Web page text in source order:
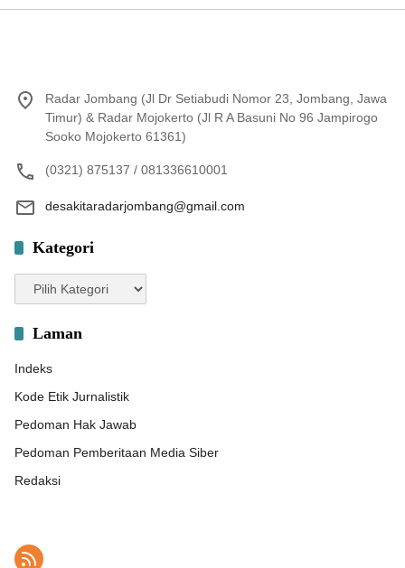
Radar Jombang (Jl Dr Setiabudi Nomor 23, Jombang, Jawa
Timur) & Radar Mojokerto (Jl R A Basuni No 96 Jampirogo
Sooko Mojokerto 61361)
(0321) 875137 / 081336610001
desakitaradarjombang@gmail.com
Kategori
Kategori
Laman
Indeks
Kode Etik Jurnalistik
Pedoman Hak Jawab
Pedoman Pemberitaan Media Siber
Redaksi